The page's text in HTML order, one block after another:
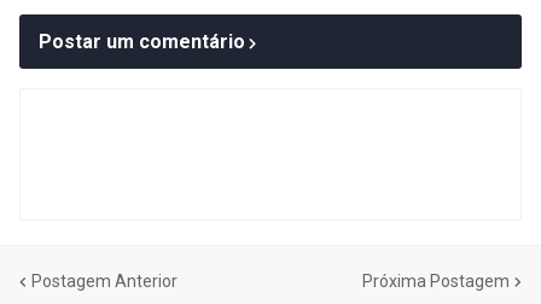
Postar um comentário
Postagem Anterior Próxima Postagem